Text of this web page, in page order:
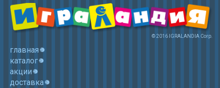
© 2016 IGRALANDIA Corp.
главная
каталог
акции
доставка